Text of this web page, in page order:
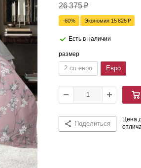
26 375₽
-60% Экономия 15 825₽
Есть в наличии
размер
2 сп евро Евро
Поделиться
Цена